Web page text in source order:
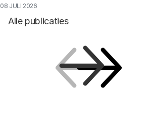
Alle publicaties
08 JULI 2026